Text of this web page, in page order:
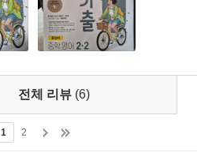
전체 리뷰 (6)
1 2